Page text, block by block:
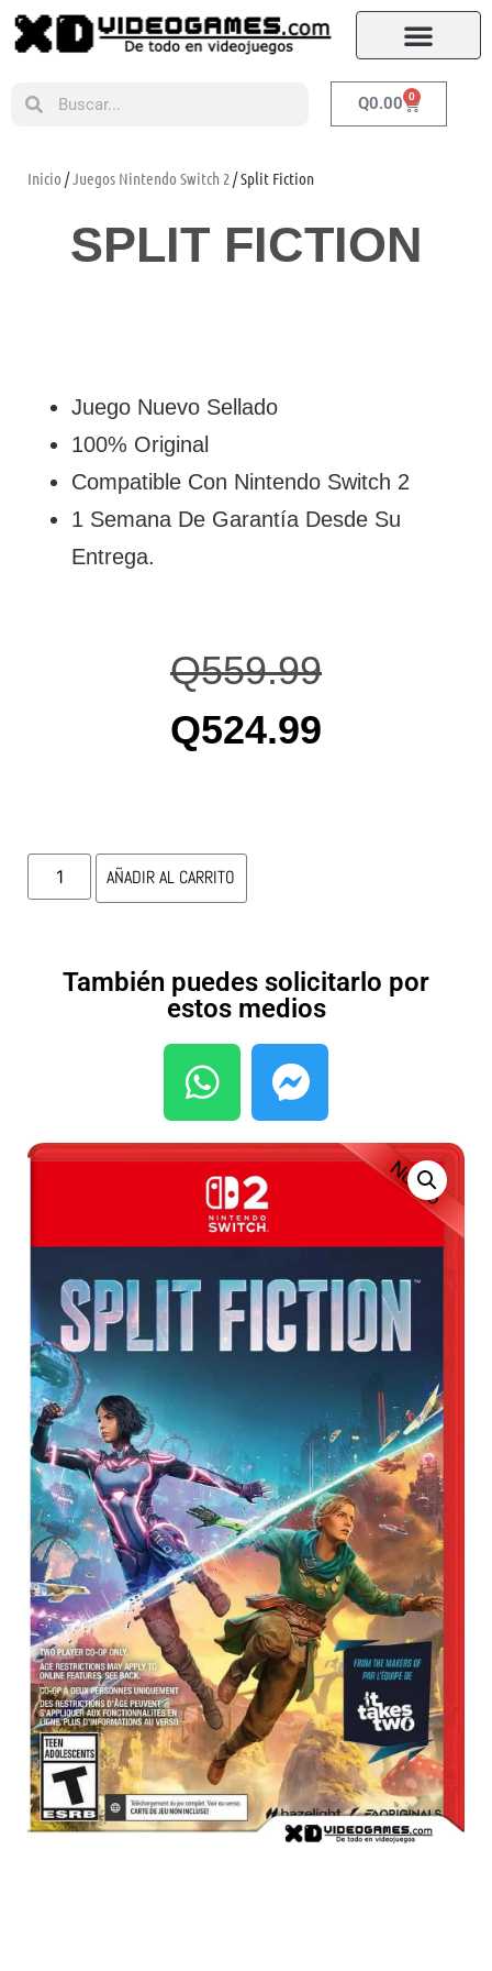
Q0.00 0
Inicio /Juegos Nintendo Switch 2/ Split Fiction
SPLIT FICTION
Juego Nuevo Sellado
100% Original
Compatible Con Nintendo Switch 2
1 Semana De Garantía Desde Su
Entrega.
Q559.99
Q524.99
AÑADIR AL CARRITO
También puedes solicitarlo por
estos medios